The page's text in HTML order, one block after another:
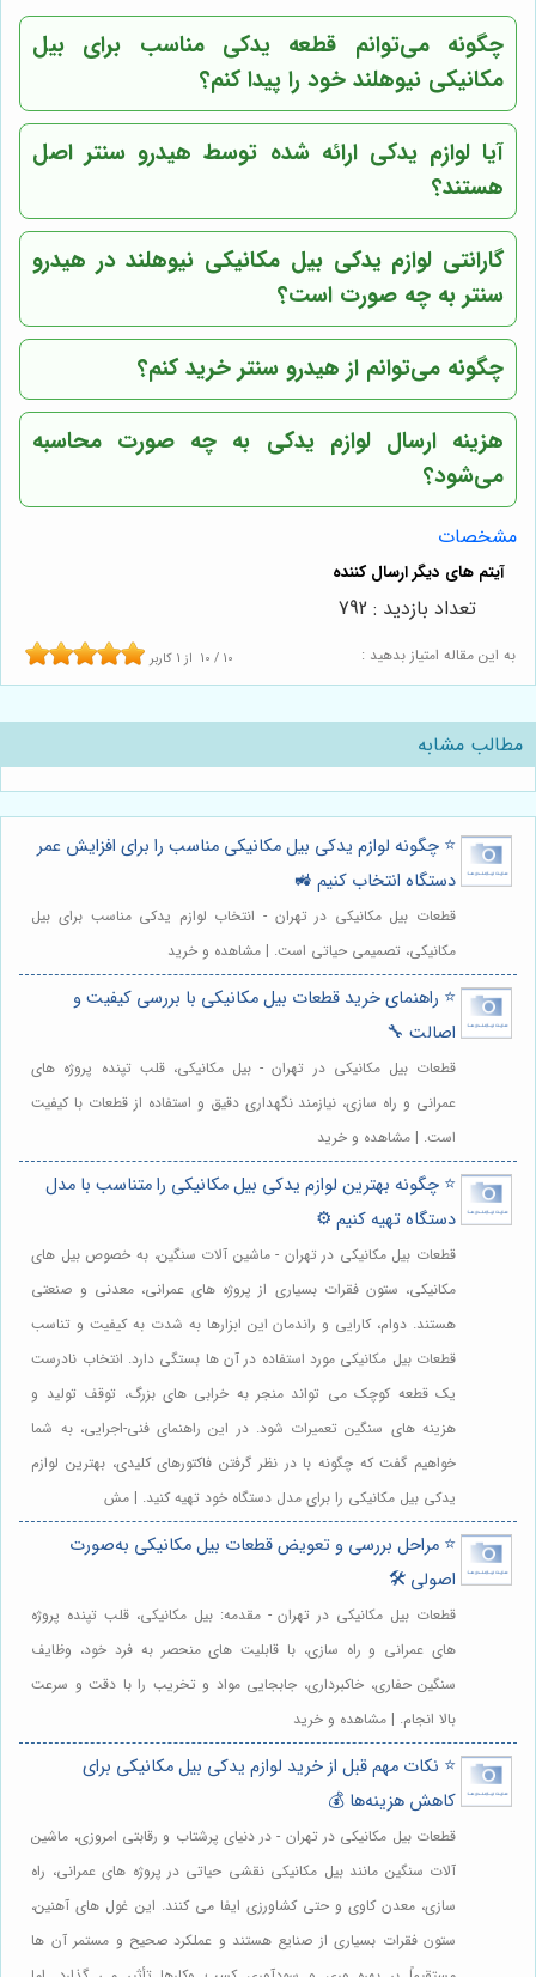
چگونه می‌توانم قطعه یدکی مناسب برای بیل
مکانیکی نیوهلند خود را پیدا کنم؟
آیا لوازم یدکی ارائه شده توسط هیدرو سنتر اصل
هستند؟
گارانتی لوازم یدکی بیل مکانیکی نیوهلند در هیدرو
سنتر به چه صورت است؟
چگونه می‌توانم از هیدرو سنتر خرید کنم؟
هزینه ارسال لوازم یدکی به چه صورت محاسبه
می‌شود؟
مشخصات
به این مقاله امتیاز بدهید : 10 / 10 از 1 کاربر
تعداد بازدید : 792
مطالب مشابه
⭐️ چگونه لوازم یدکی بیل مکانیکی مناسب را برای افزایش عمر
دستگاه انتخاب کنیم 🚜
قطعات بیل مکانیکی در تهران - انتخاب لوازم یدکی مناسب برای بیل
مکانیکی، تصمیمی حیاتی است. | مشاهده و خرید
⭐️ راهنمای خرید قطعات بیل مکانیکی با بررسی کیفیت و
اصالت 🔧
قطعات بیل مکانیکی در تهران - بیل مکانیکی، قلب تپنده پروژه های
عمرانی و راه سازی، نیازمند نگهداری دقیق و استفاده از قطعات با کیفیت
است. | مشاهده و خرید
⭐️ چگونه بهترین لوازم یدکی بیل مکانیکی را متناسب با مدل
دستگاه تهیه کنیم ⚙️
قطعات بیل مکانیکی در تهران - ماشین آلات سنگین، به خصوص بیل های
مکانیکی، ستون فقرات بسیاری از پروژه های عمرانی، معدنی و صنعتی
هستند. دوام، کارایی و راندمان این ابزارها به شدت به کیفیت و تناسب
قطعات بیل مکانیکی مورد استفاده در آن ها بستگی دارد. انتخاب نادرست
یک قطعه کوچک می تواند منجر به خرابی های بزرگ، توقف تولید و
هزینه های سنگین تعمیرات شود. در این راهنمای فنی-اجرایی، به شما
خواهیم گفت که چگونه با در نظر گرفتن فاکتورهای کلیدی، بهترین لوازم
یدکی بیل مکانیکی را برای مدل دستگاه خود تهیه کنید. | مش
⭐️ مراحل بررسی و تعویض قطعات بیل مکانیکی به‌صورت
اصولی 🛠️
قطعات بیل مکانیکی در تهران - مقدمه: بیل مکانیکی، قلب تپنده پروژه
های عمرانی و راه سازی، با قابلیت های منحصر به فرد خود، وظایف
سنگین حفاری، خاکبرداری، جابجایی مواد و تخریب را با دقت و سرعت
بالا انجام. | مشاهده و خرید
⭐️ نکات مهم قبل از خرید لوازم یدکی بیل مکانیکی برای
کاهش هزینه‌ها 💰
قطعات بیل مکانیکی در تهران - در دنیای پرشتاب و رقابتی امروزی، ماشین
آلات سنگین مانند بیل مکانیکی نقشی حیاتی در پروژه های عمرانی، راه
سازی، معدن کاوی و حتی کشاورزی ایفا می کنند. این غول های آهنین،
ستون فقرات بسیاری از صنایع هستند و عملکرد صحیح و مستمر آن ها